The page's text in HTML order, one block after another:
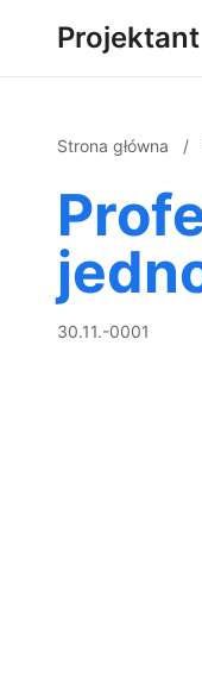
Projektant
Strona główna /
30.11.-0001